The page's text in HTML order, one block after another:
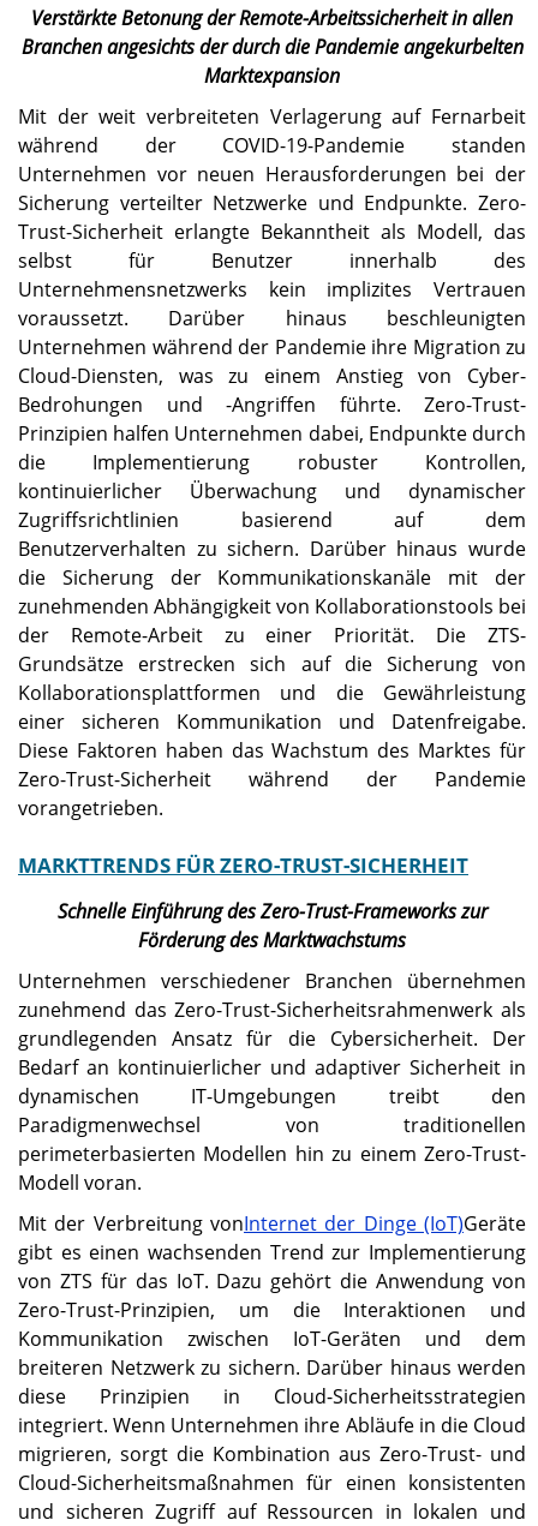
Nordamerika hielt einen
Anteil von 34,84 %, der im
Jahr 2025 einen Wert von
14,73 Milliarden US-Dollar
hatte.
Der Markt im asiatisch-
pazifischen Raum wird im
Jahr 2025 auf 11,77
Milliarden US-Dollar
geschätzt.
Europa
Der europäische Markt
wird im Jahr 2025 auf 9,87
Milliarden US-Dollar
geschätzt.
UNS.
Der Markt soll bis 2026 ein
Volumen von 11,37
Milliarden US-Dollar
erreichen.
Japan
Der Markt soll bis 2026 ein
Volumen von 2,76
Milliarden US-Dollar
erreichen.
Verstärkte Betonung der Remote-Arbeitssicherheit in allen
Branchen angesichts der durch die Pandemie angekurbelten
Marktexpansion
Mit der weit verbreiteten Verlagerung auf Fernarbeit
während der COVID-19-Pandemie standen
Unternehmen vor neuen Herausforderungen bei der
Sicherung verteilter Netzwerke und Endpunkte. Zero-
Trust-Sicherheit erlangte Bekanntheit als Modell, das
selbst für Benutzer innerhalb des
Unternehmensnetzwerks kein implizites Vertrauen
voraussetzt. Darüber hinaus beschleunigten
Unternehmen während der Pandemie ihre Migration zu
Cloud-Diensten, was zu einem Anstieg von Cyber-
Bedrohungen und -Angriffen führte. Zero-Trust-
Prinzipien halfen Unternehmen dabei, Endpunkte durch
die Implementierung robuster Kontrollen,
kontinuierlicher Überwachung und dynamischer
Zugriffsrichtlinien basierend auf dem
Benutzerverhalten zu sichern. Darüber hinaus wurde
die Sicherung der Kommunikationskanäle mit der
zunehmenden Abhängigkeit von Kollaborationstools bei
der Remote-Arbeit zu einer Priorität. Die ZTS-
Grundsätze erstrecken sich auf die Sicherung von
Kollaborationsplattformen und die Gewährleistung
einer sicheren Kommunikation und Datenfreigabe.
Diese Faktoren haben das Wachstum des Marktes für
Zero-Trust-Sicherheit während der Pandemie
vorangetrieben.
MARKTTRENDS FÜR ZERO-TRUST-SICHERHEIT
Schnelle Einführung des Zero-Trust-Frameworks zur
Förderung des Marktwachstums
Unternehmen verschiedener Branchen übernehmen
zunehmend das Zero-Trust-Sicherheitsrahmenwerk als
grundlegenden Ansatz für die Cybersicherheit. Der
Bedarf an kontinuierlicher und adaptiver Sicherheit in
dynamischen IT-Umgebungen treibt den
Paradigmenwechsel von traditionellen
perimeterbasierten Modellen hin zu einem Zero-Trust-
Modell voran.
Mit der Verbreitung vonInternet der Dinge (IoT)Geräte
gibt es einen wachsenden Trend zur Implementierung
von ZTS für das IoT. Dazu gehört die Anwendung von
Zero-Trust-Prinzipien, um die Interaktionen und
Kommunikation zwischen IoT-Geräten und dem
breiteren Netzwerk zu sichern. Darüber hinaus werden
diese Prinzipien in Cloud-Sicherheitsstrategien
integriert. Wenn Unternehmen ihre Abläufe in die Cloud
migrieren, sorgt die Kombination aus Zero-Trust- und
Cloud-Sicherheitsmaßnahmen für einen konsistenten
und sicheren Zugriff auf Ressourcen in lokalen und